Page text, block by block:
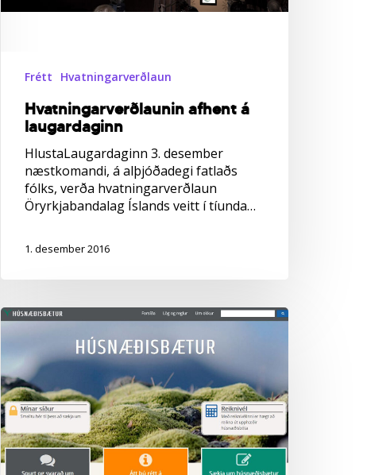
Frétt Hvatningarverðlaun
Hvatningarverðlaunin afhent á
laugardaginn
HlustaLaugardaginn 3. desember
næstkomandi, á alþjóðadegi fatlaðs
fólks, verða hvatningarverðlaun
Öryrkjabandalag Íslands veitt í tíunda…
1. desember 2016
Vinnumálastofnun
opnar
umsóknir
um
húsnæðisbætur